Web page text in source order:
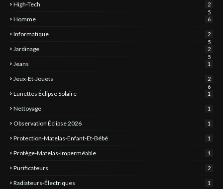
High-Tech
2
5
Homme 6
Informatique
2
5
Jardinage
2
5
Jeans 1
Jeux-Et-Jouets
2
6
Lunettes Éclipse Solaire 1
Nettoyage 1
Observation Éclipse 2026 1
Protection-Matelas-Enfant-Et-Bébé 1
Protège-Matelas-Imperméable 1
Purificateurs 2
Radiateurs-Électriques 1